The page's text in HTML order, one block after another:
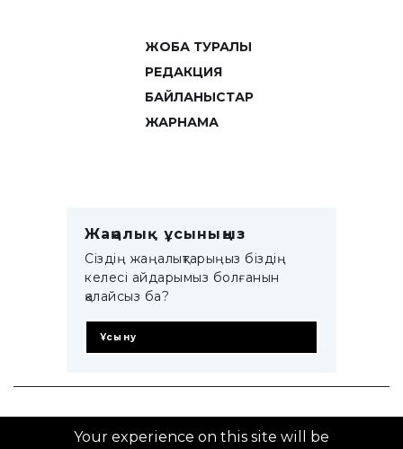
ЖОБА ТУРАЛЫ
РЕДАКЦИЯ
БАЙЛАНЫСТАР
ЖАРНАМА
Жаңалық ұсыныңыз
Сіздің жаңалықтарыңыз біздің
келесі айдарымыз болғанын
қалайсыз ба?
Ұсыну
© 2014–2025 ZTB.KZ
Your experience on this site will be